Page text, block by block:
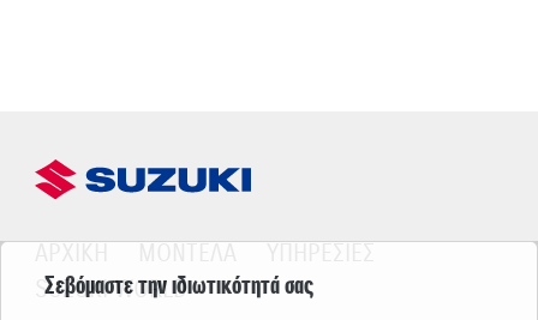
SUZUKI WORLD
Σεβόμαστε την ιδιωτικότητά σας